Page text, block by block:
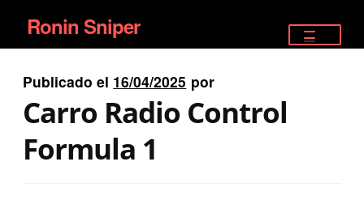
Ir
a
la
navegación
Ir
al
contenido
Ronin Sniper
EQUIPAMIENTO ÉLITE
Publicado el 16/04/2025 por
Carro Radio Control
Formula 1